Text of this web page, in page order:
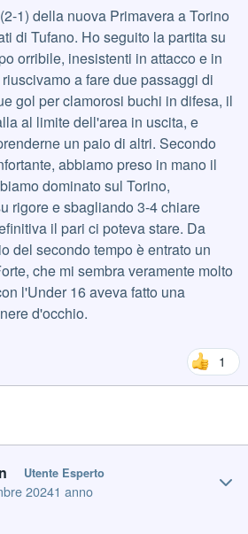
1) della nuova Primavera a Torino
di Tufano. Ho seguito la partita su
orribile, inesistenti in attacco e in
a fare due passaggi di
gol per clamorosi buchi in difesa, il
al limite dell'area in uscita, e
un paio di altri. Secondo
abbiamo preso in mano il
dominato sul Torino,
rigore e sbagliando 3-4 chiare
il pari ci poteva stare. Da
del secondo tempo è entrato un
che mi sembra veramente molto
l'Under 16 aveva fatto una
d'occhio.
1
Utente Esperto
20241 anno